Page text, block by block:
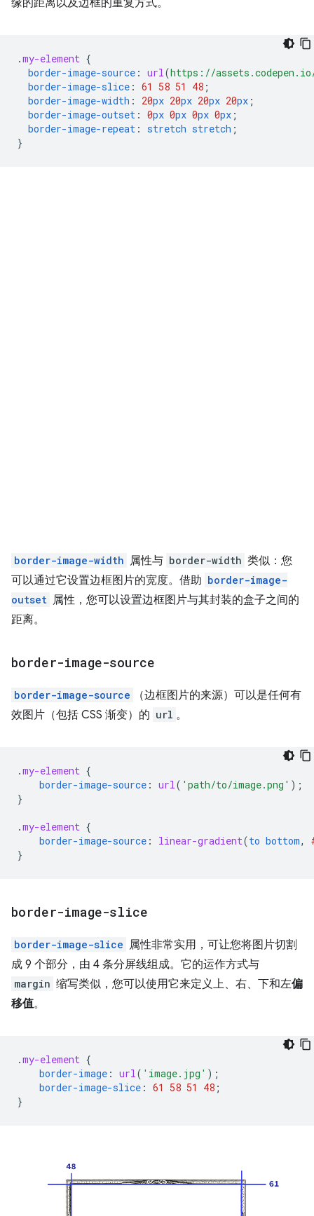
缘的距离以及边框的重复方式。
.my-element {
border-image-source : url(https://
border-image-slice : 61 58 51 48 ;
border-image-width : 20px 20px 20px 20px ;
border-image-outset : 0px 0px 0px 0px ;
border-image-repeat : stretch stretch ;
}
border-image-width 属性与 border-width 类似：您
可以通过它设置边框图片的宽度。借助 border-image-
outset 属性，您可以设置边框图片与其封装的盒子之间的
距离。
border-image-source
border-image-source
（边框图片的来源）可以是任何有
效图片（包括 CSS 渐变）的 url 。
.my-element {
border-image-source : url( 'path/to/image.png' );
}
.my-element {
border-image-source : linear-gradient(to bottom,
}
border-image-slice
border-image-slice 属性非常实用，可让您将图片切割
成 9 个部分，由 4 条分屏线组成。它的运作方式与
margin 缩写类似，您可以使用它来定义上、右、下和左偏
移值。
.my-element {
border-image : url( 'image.jpg' );
border-image-slice : 61 58 51 48 ;
}